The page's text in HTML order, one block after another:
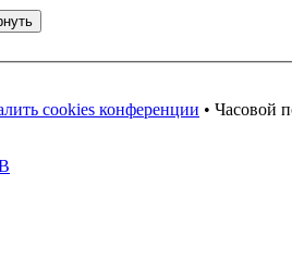
cookies конференции • Часовой